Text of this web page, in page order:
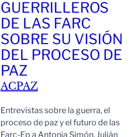
GUERRILLEROS
DE LAS FARC
SOBRE SU VISIÓN
DEL PROCESO DE
PAZ
ACPAZ
Entrevistas sobre la guerra, el
proceso de paz y el futuro de las
Farc-Ep a Antonia Simón, Julián